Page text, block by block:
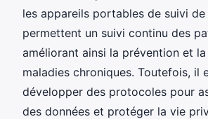
les appareils portables de suivi de
permettent un suivi continu des
améliorant ainsi la prévention et
maladies chroniques. Toutefois, il
développer des protocoles pour
des données et protéger la vie